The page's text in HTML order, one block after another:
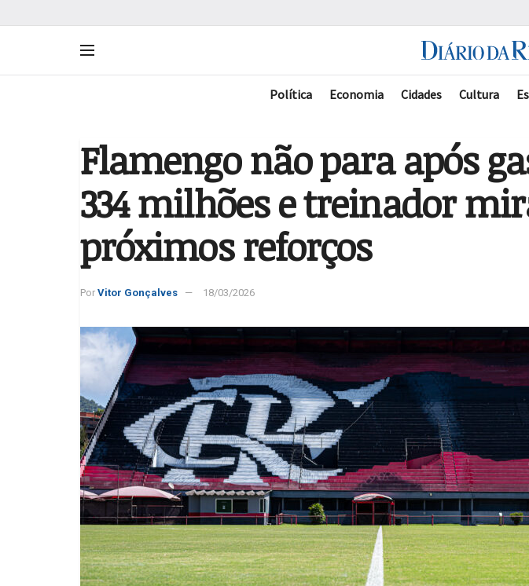
Política Economia Cidades Cultura
Flamengo não para após
334 milhões e treinador
próximos reforços
Por Vitor Gonçalves 18/03/2026